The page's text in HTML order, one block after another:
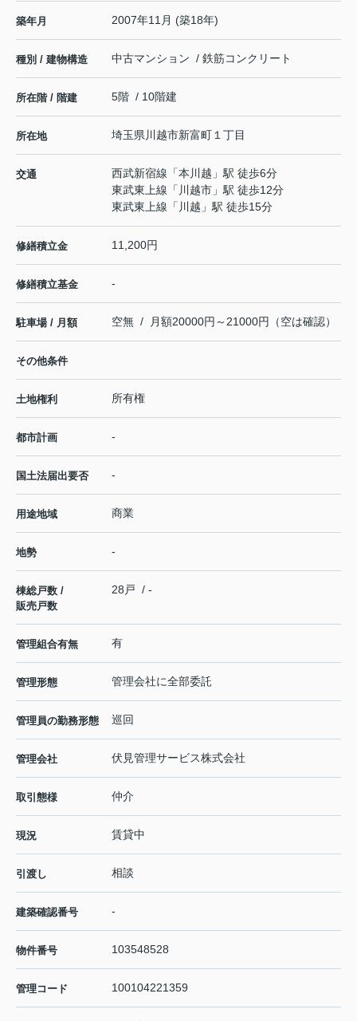
築年月 2007年11月 (築18年)
種別 / 建物構造 中古マンション / 鉄筋コンクリート
所在階 / 階建 5階 / 10階建
所在地 埼玉県 川越市新富町 １丁目
交通 西武新宿線 「本川越 」駅 徒歩6分
東武東上線 「 川越市 」駅 徒歩12分
東武東上線 「 川越 」駅 徒歩15分
修繕積立金 11,200円
修繕積立基金 -
駐車場 / 月額 空無 / 月額20000円～21000円（空は確認）
その他条件
土地権利 所有権
都市計画 -
国土法届出要否 -
用途地域 商業
地勢 -
棟総戸数 /
販売戸数
28戸 / -
管理組合有無 有
管理形態 管理会社に全部委託
管理員の勤務形態 巡回
管理会社 伏見管理サービス株式会社
取引態様 仲介
現況 賃貸中
引渡し 相談
建築確認番号 -
物件番号 103548528
管理コード 100104221359